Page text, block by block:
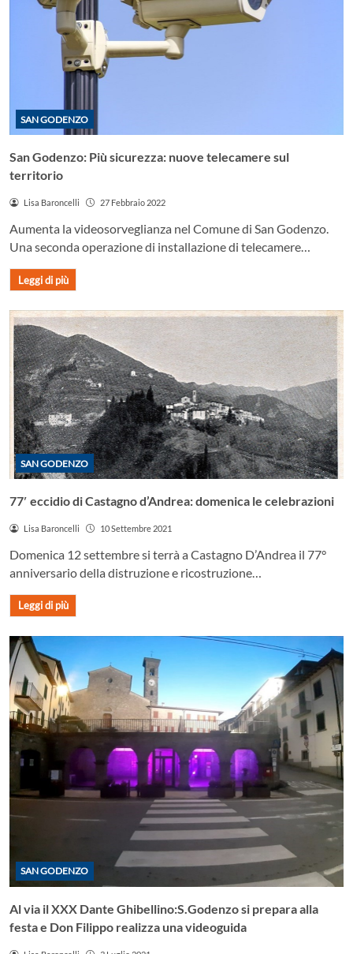
SAN GODENZO
San Godenzo: Più sicurezza: nuove telecamere sul
territorio
Lisa Baroncelli 27 Febbraio 2022
Aumenta la videosorveglianza nel Comune di San Godenzo.
Una seconda operazione di installazione di telecamere…
Leggi di più
SAN GODENZO
77′ eccidio di Castagno d’Andrea: domenica le celebrazioni
Lisa Baroncelli 10 Settembre 2021
Domenica 12 settembre si terrà a Castagno D’Andrea il 77°
anniversario della distruzione e ricostruzione…
Leggi di più
SAN GODENZO
Al via il XXX Dante Ghibellino:S.Godenzo si prepara alla
festa e Don Filippo realizza una videoguida